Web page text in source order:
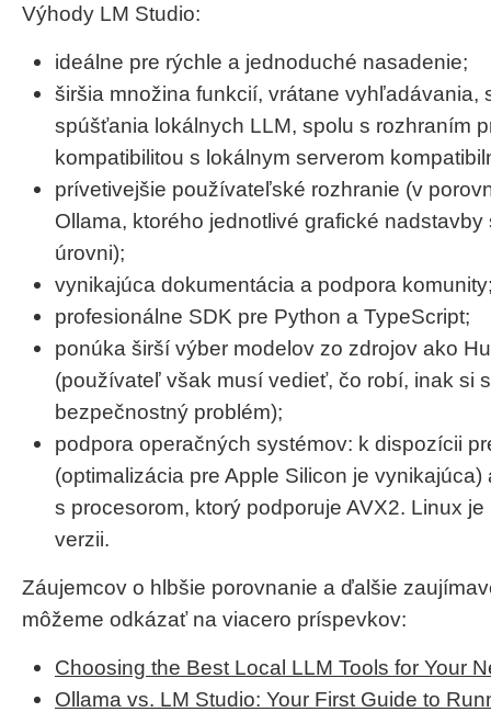
Výhody LM Studio:
ideálne pre rýchle a jednoduché nasadenie;
širšia množina funkcií, vrátane vyhľadávania,
spúšťania lokálnych LLM, spolu s rozhraním
kompatibilitou s lokálnym serverom
prívetivejšie používateľské rozhranie (v
Ollama, ktorého jednotlivé grafické
úrovni);
vynikajúca dokumentácia a podpora
profesionálne SDK pre Python a TypeScript;
ponúka širší výber modelov zo zdrojov ako
(používateľ však musí vedieť, čo robí, inak si
bezpečnostný problém);
podpora operačných systémov: k dispozícii
(optimalizácia pre Apple Silicon je
s procesorom, ktorý podporuje AVX2. Linux
verzii.
Záujemcov o hlbšie porovnanie a ďalšie
môžeme odkázať na viacero príspevkov:
Choosing the Best Local LLM Tools for Your
Ollama vs. LM Studio: Your First Guide to